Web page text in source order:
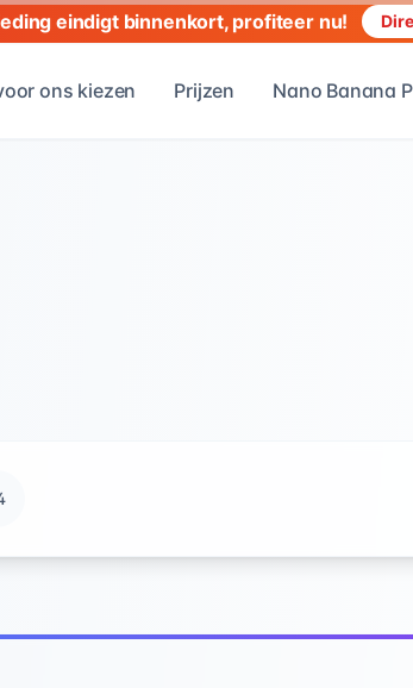
eindigt binnenkort, profiteer nu!
ons kiezen Prijzen Nano Banana